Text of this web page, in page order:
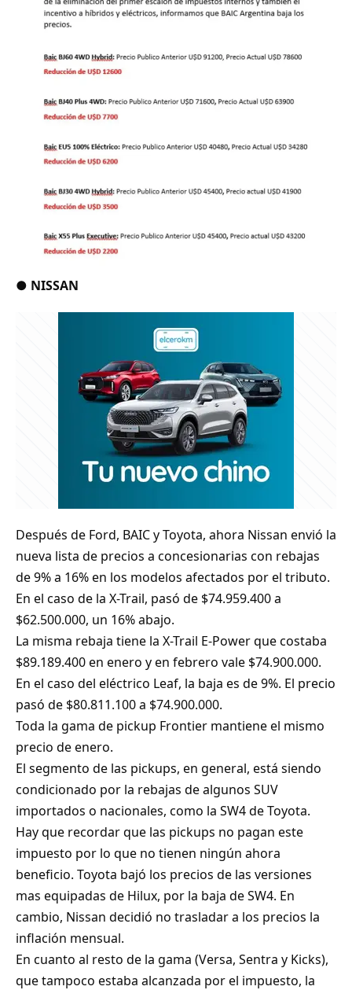
● NISSAN
Después de Ford, BAIC y Toyota, ahora Nissan envió la
nueva lista de precios a concesionarias con rebajas
de 9% a 16% en los modelos afectados por el tributo.
En el caso de la X-Trail, pasó de $74.959.400 a
$62.500.000, un 16% abajo.
La misma rebaja tiene la X-Trail E-Power que costaba
$89.189.400 en enero y en febrero vale $74.900.000.
En el caso del eléctrico Leaf, la baja es de 9%. El precio
pasó de $80.811.100 a $74.900.000.
Toda la gama de pickup Frontier mantiene el mismo
precio de enero.
El segmento de las pickups, en general, está siendo
condicionado por la rebajas de algunos SUV
importados o nacionales, como la SW4 de Toyota.
Hay que recordar que las pickups no pagan este
impuesto por lo que no tienen ningún ahora
beneficio. Toyota bajó los precios de las versiones
mas equipadas de Hilux, por la baja de SW4. En
cambio, Nissan decidió no trasladar a los precios la
inflación mensual.
En cuanto al resto de la gama (Versa, Sentra y Kicks),
que tampoco estaba alcanzada por el impuesto, la